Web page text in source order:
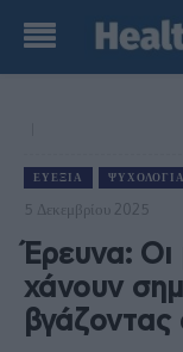
ΕΥΕΞΊΑ ΨΥΧΟΛΟΓΊΑ
5 Δεκεμβρίου 2025
Έρευνα: Οι
χάνουν